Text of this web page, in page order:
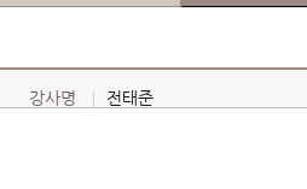
강사명 전태준